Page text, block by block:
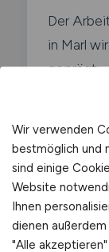
Der
in Marl
geprägt:
einer
Ineos
Wir verwenden
bestmöglich und
sind einige
Website
Ihnen
dienen
"Alle